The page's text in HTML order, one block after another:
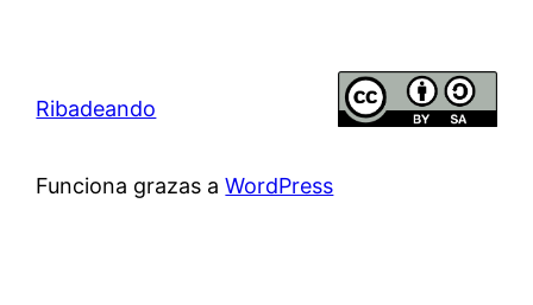
Ribadeando
Funciona grazas aWordPress